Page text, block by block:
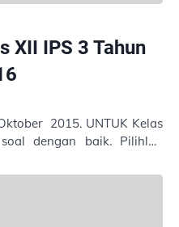
XII IPS 3 Tahun
UNTUK Kelas